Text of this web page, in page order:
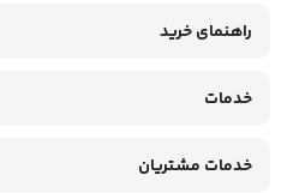
راهنمای خرید
خدمات
خدمات مشتریان